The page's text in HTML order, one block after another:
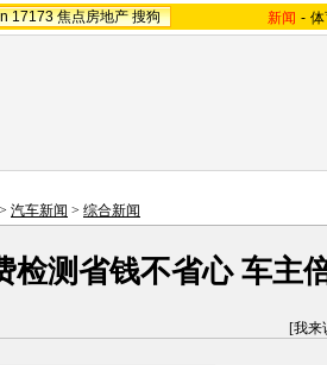
17173 焦点房地产 搜狗 新闻 -
> 汽车新闻 > 综合新闻
检测省钱不省心 车主
[我来